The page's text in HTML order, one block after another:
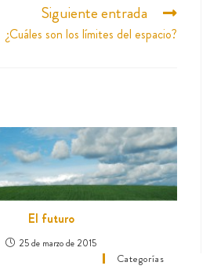
Siguiente entrada
¿Cuáles son los límites del espacio?
El futuro
25 de marzo de 2015
Categorías